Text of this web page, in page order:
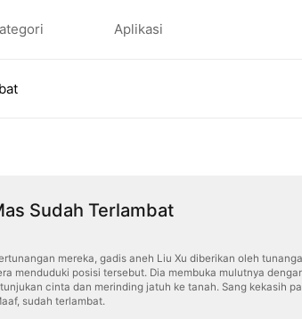
Aplikasi
Sudah Terlambat
mereka, gadis aneh Liu Xu diberikan oleh
menduduki posisi tersebut. Dia membuka mulutnya
cinta dan merinding jatuh ke tanah. Sang kekasih
sudah terlambat.